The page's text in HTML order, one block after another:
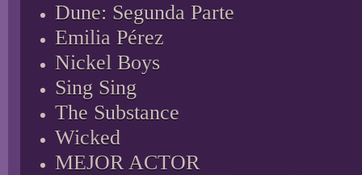
Dune: Segunda Parte
Emilia Pérez
Nickel Boys
Sing Sing
The Substance
Wicked
MEJOR ACTOR